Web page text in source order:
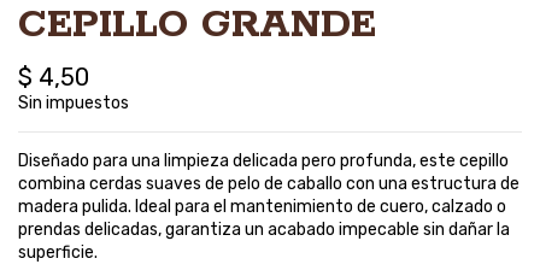
CEPILLO GRANDE
$ 4,50
Sin impuestos
Diseñado para una limpieza delicada pero profunda, este cepillo
combina cerdas suaves de pelo de caballo con una estructura de
madera pulida. Ideal para el mantenimiento de cuero, calzado o
prendas delicadas, garantiza un acabado impecable sin dañar la
superficie.